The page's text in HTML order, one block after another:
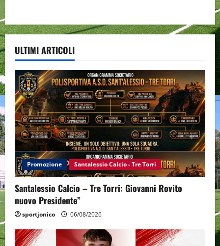
ULTIMI ARTICOLI
Promozione Santalessio Calcio - Tre Torri
Santalessio Calcio – Tre Torri: Giovanni Rovito
nuovo Presidente”
sportjonico 06/08/2026